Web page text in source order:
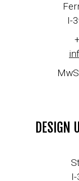
I-
DESIGN